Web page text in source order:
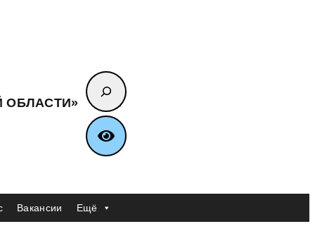
ОБЛАСТИ»
Поиск
Вакансии Ещё